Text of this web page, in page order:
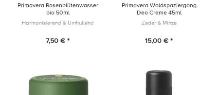
Primavera Rosenblütenwasser
bio 50ml
Harmonisierend & Umhüllend
7,50 € *
Primavera Waldspaziergang
Deo Creme 45ml
Zeder & Minze
15,00 € *